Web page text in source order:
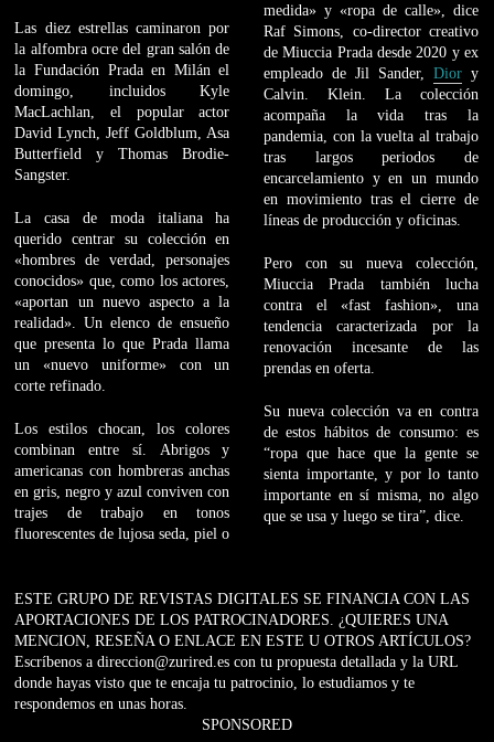
Las diez estrellas caminaron por
la alfombra ocre del gran salón de
la Fundación Prada en Milán el
domingo, incluidos Kyle
MacLachlan, el popular actor
David Lynch, Jeff Goldblum, Asa
Butterfield y Thomas Brodie-
Sangster.
La casa de moda italiana ha
querido centrar su colección en
«hombres de verdad, personajes
conocidos» que, como los actores,
«aportan un nuevo aspecto a la
realidad». Un elenco de ensueño
que presenta lo que Prada llama
un «nuevo uniforme» con un
corte refinado.
Los estilos chocan, los colores
combinan entre sí. Abrigos y
americanas con hombreras anchas
en gris, negro y azul conviven con
trajes de trabajo en tonos
fluorescentes de lujosa seda, piel o
medida» y «ropa de calle», dice
Raf Simons, co-director creativo
de Miuccia Prada desde 2020 y ex
empleado de Jil Sander, Diory
Calvin. Klein. La colección
acompaña la vida tras la
pandemia, con la vuelta al trabajo
tras largos periodos de
encarcelamiento y en un mundo
en movimiento tras el cierre de
líneas de producción y oficinas.
Pero con su nueva colección,
Miuccia Prada también lucha
contra el «fast fashion», una
tendencia caracterizada por la
renovación incesante de las
prendas en oferta.
Su nueva colección va en contra
de estos hábitos de consumo: es
“ropa que hace que la gente se
sienta importante, y por lo tanto
importante en sí misma, no algo
que se usa y luego se tira”, dice.
ESTE GRUPO DE REVISTAS DIGITALES SE FINANCIA CON LAS
APORTACIONES DE LOS PATROCINADORES. ¿QUIERES UNA
MENCION, RESEÑA O ENLACE EN ESTE U OTROS ARTÍCULOS?
Escríbenos a direccion@zurired.es con tu propuesta detallada y la URL
donde hayas visto que te encaja tu patrocinio, lo estudiamos y te
respondemos en unas horas.
SPONSORED